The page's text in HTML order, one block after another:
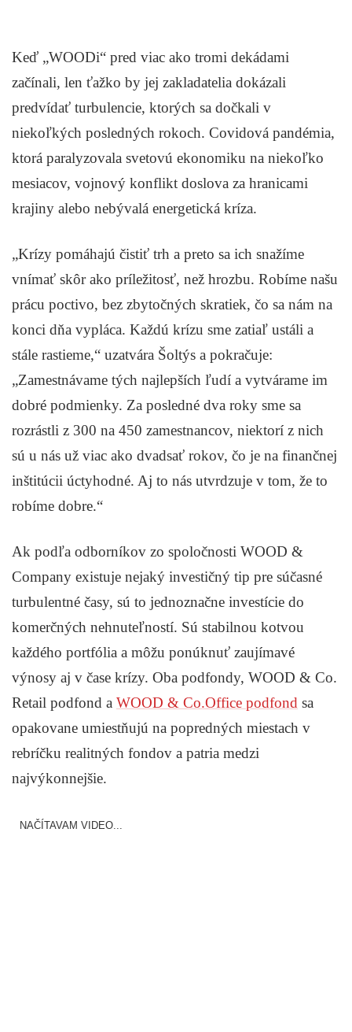
Keď „WOODi“ pred viac ako tromi dekádami
začínali, len ťažko by jej zakladatelia dokázali
predvídať turbulencie, ktorých sa dočkali v
niekoľkých posledných rokoch. Covidová pandémia,
ktorá paralyzovala svetovú ekonomiku na niekoľko
mesiacov, vojnový konflikt doslova za hranicami
krajiny alebo nebývalá energetická kríza.
„Krízy pomáhajú čistiť trh a preto sa ich snažíme
vnímať skôr ako príležitosť, než hrozbu. Robíme našu
prácu poctivo, bez zbytočných skratiek, čo sa nám na
konci dňa vypláca. Každú krízu sme zatiaľ ustáli a
stále rastieme,“ uzatvára Šoltýs a pokračuje:
„Zamestnávame tých najlepších ľudí a vytvárame im
dobré podmienky. Za posledné dva roky sme sa
rozrástli z 300 na 450 zamestnancov, niektorí z nich
sú u nás už viac ako dvadsať rokov, čo je na finančnej
inštitúcii úctyhodné. Aj to nás utvrdzuje v tom, že to
robíme dobre.“
Ak podľa odborníkov zo spoločnosti WOOD &
Company existuje nejaký investičný tip pre súčasné
turbulentné časy, sú to jednoznačne investície do
komerčných nehnuteľností. Sú stabilnou kotvou
každého portfólia a môžu ponúknuť zaujímavé
výnosy aj v čase krízy. Oba podfondy, WOOD & Co.
Retail podfond a WOOD & Co.Office podfond sa
opakovane umiestňujú na popredných miestach v
rebríčku realitných fondov a patria medzi
najvýkonnejšie.
NAČÍTAVAM VIDEO...